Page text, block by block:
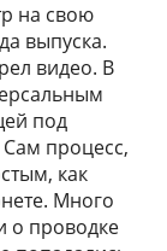
на свою
выпуска.
видео. В
под
процесс,
как
Много
о проводке